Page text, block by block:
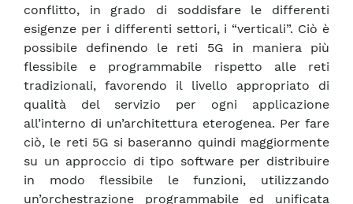
conflitto, in grado di soddisfare le differenti
esigenze per i differenti settori, i “verticali”. Ciò è
possibile definendo le reti 5G in maniera più
flessibile e programmabile rispetto alle reti
tradizionali, favorendo il livello appropriato di
qualità del servizio per ogni applicazione
all’interno di un’architettura eterogenea. Per fare
ciò, le reti 5G si baseranno quindi maggiormente
su un approccio di tipo software per distribuire
in modo flessibile le funzioni, utilizzando
un’orchestrazione programmabile ed unificata